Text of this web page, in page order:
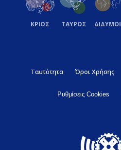
ΚΡΙΟΣ ΤΑΥΡΟΣ ΔΙΔΥΜΟΙ
Ταυτότητα Όροι Χρήσης
Ρυθμίσεις Cookies